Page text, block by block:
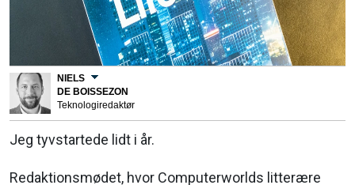
NIELS
DE BOISSEZON
Teknologiredaktør
Jeg tyvstartede lidt i år.
Redaktionsmødet, hvor Computerworlds litterære